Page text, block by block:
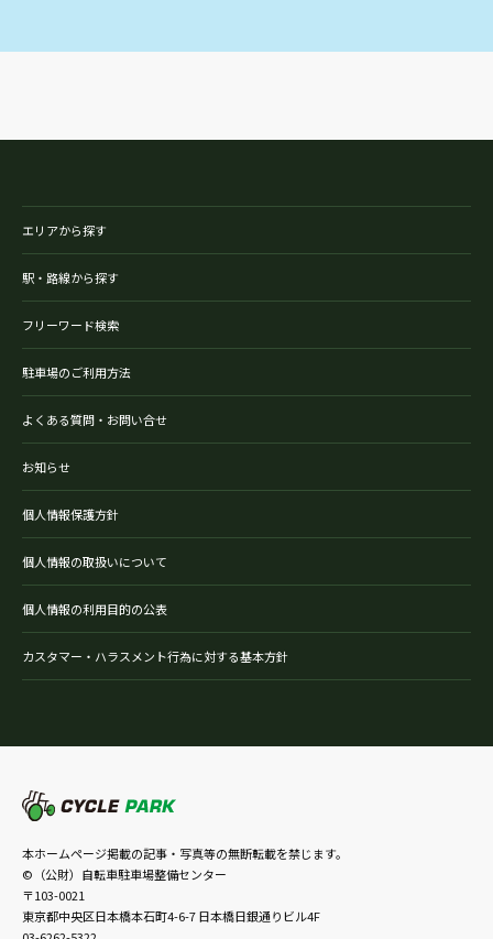
エリアから探す
駅・路線から探す
フリーワード検索
駐車場のご利用方法
よくある質問・お問い合せ
お知らせ
個人情報保護方針
個人情報の取扱いについて
個人情報の利用目的の公表
カスタマー・ハラスメント行為に対する基本方針
本ホームページ掲載の記事・写真等の無断転載を禁じます。
©（公財）自転車駐車場整備センター
〒103-0021
東京都中央区日本橋本石町4-6-7 日本橋日銀通りビル4F